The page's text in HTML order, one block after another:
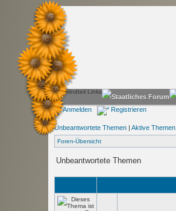
Anmelden Registrieren
Unbeantwortete Themen | Aktive Themen
Foren-Übersicht
Unbeantwortete Themen